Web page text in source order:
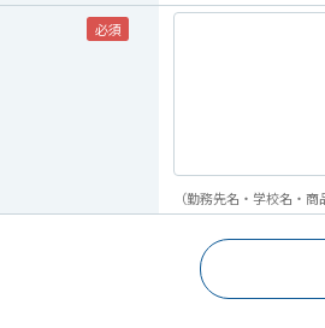
（勤務先名・学校名・